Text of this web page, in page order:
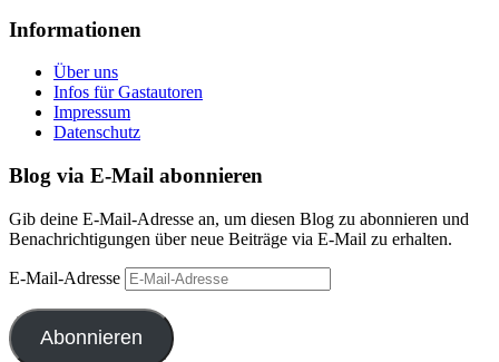
Informationen
Über uns
Infos für Gastautoren
Impressum
Datenschutz
Blog via E-Mail abonnieren
Gib deine E-Mail-Adresse an, um diesen Blog zu abonnieren und
Benachrichtigungen über neue Beiträge via E-Mail zu erhalten.
E-Mail-Adresse
Abonnieren